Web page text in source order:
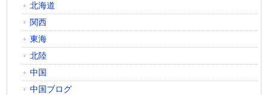
北海道
関西
東海
北陸
中国
中国ブログ